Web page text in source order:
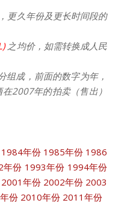
更久年份及更长时间段的
之均价，如需转换成人民
组成，前面的数字为年，
2007年的拍卖（售出）
1984年份 1985年份 1986
年份 1993年份 1994年份
2001年份 2002年份 2003
份 2010年份 2011年份